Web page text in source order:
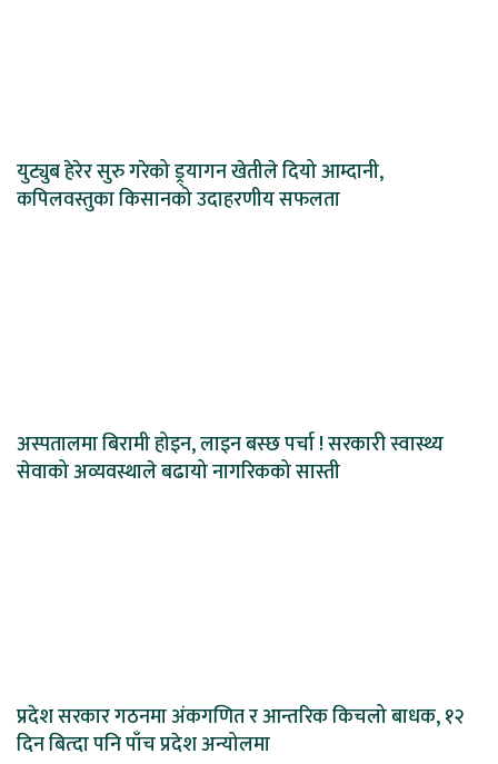
युट्युब हेरेर सुरु गरेको ड्र्यागन खेतीले दियो आम्दानी,
कपिलवस्तुका किसानको उदाहरणीय सफलता
अस्पतालमा बिरामी होइन, लाइन बस्छ पर्चा ! सरकारी स्वास्थ्य
सेवाको अव्यवस्थाले बढायो नागरिकको सास्ती
प्रदेश सरकार गठनमा अंकगणित र आन्तरिक किचलो बाधक, १२
दिन बित्दा पनि पाँच प्रदेश अन्योलमा